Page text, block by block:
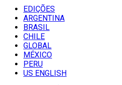
EDIÇÕES
ARGENTINA
BRASIL
CHILE
GLOBAL
MÉXICO
PERU
US ENGLISH